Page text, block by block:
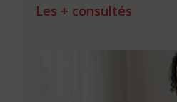
Les + consultés